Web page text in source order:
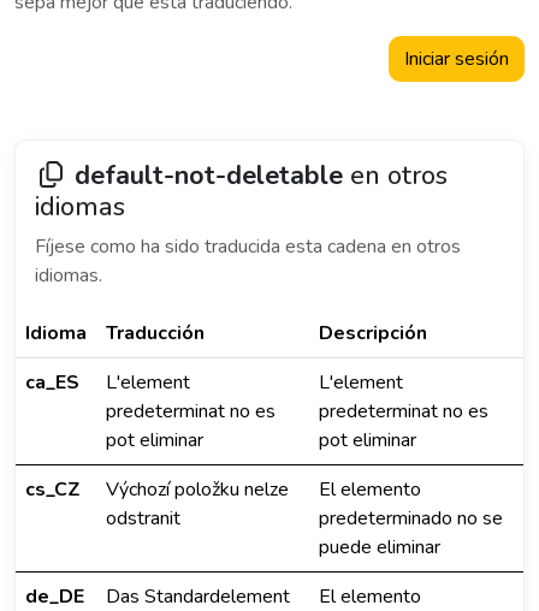
Iniciar sesión
default-not-deletable en otros
idiomas
Fíjese como ha sido traducida esta cadena en otros
idiomas.
Idioma Traducción
Descripción
ca_ES
L'element
predeterminat no es
pot eliminar
L'element
predeterminat no es
pot eliminar
cs_CZ
Výchozí položku nelze
odstranit
El elemento
predeterminado no se
puede eliminar
de_DE
Das Standardelement
El elemento